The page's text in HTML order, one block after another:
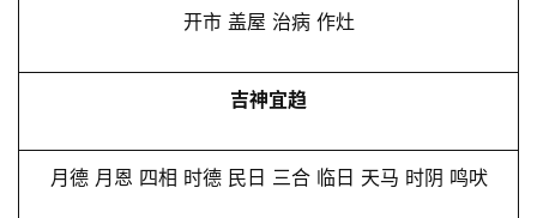
开市 盖屋 治病 作灶
吉神宜趋
月德 月恩 四相 时德 民日 三合 临日 天马 时阴 鸣吠